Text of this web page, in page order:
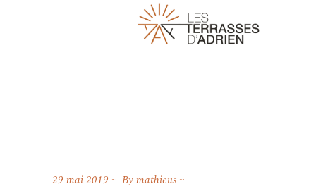
29 mai 2019 Bymathieus